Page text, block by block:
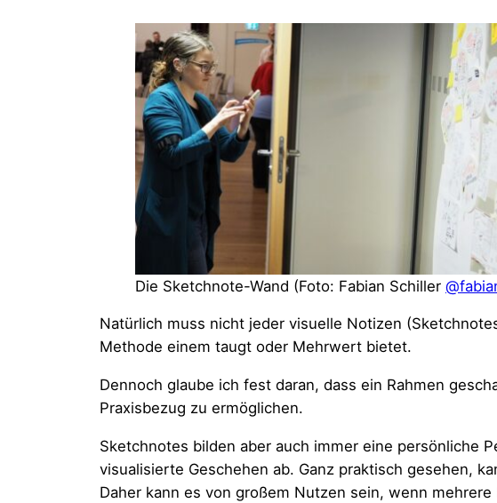
Die Sketchnote-Wand (Foto: Fabian Schiller
Natürlich muss nicht jeder visuelle Notizen
Methode einem taugt oder Mehrwert bietet.
Dennoch glaube ich fest daran, dass ein Rahmen
Praxisbezug zu ermöglichen.
Sketchnotes bilden aber auch immer eine persönliche
visualisierte Geschehen ab. Ganz praktisch gesehen,
Daher kann es von großem Nutzen sein, wenn